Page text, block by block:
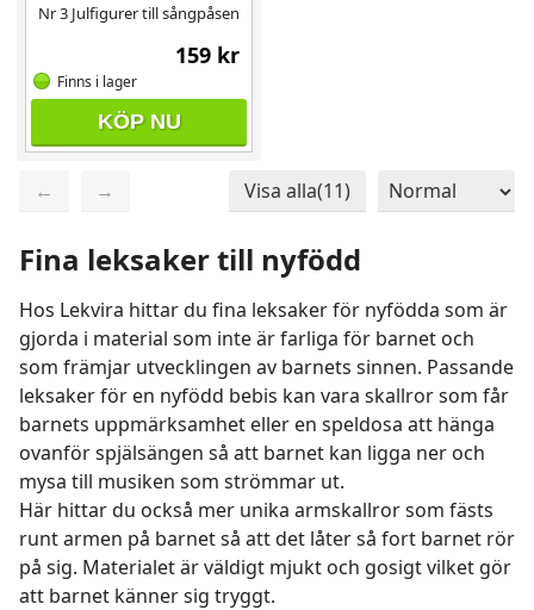
Nr 3 Julfigurer till sångpåsen
159 kr
Finns i lager
KÖP NU
← →
Visa alla(11)
Fina leksaker till nyfödd
Hos Lekvira hittar du fina leksaker för nyfödda som är
gjorda i material som inte är farliga för barnet och
som främjar utvecklingen av barnets sinnen. Passande
leksaker för en nyfödd bebis kan vara skallror som får
barnets uppmärksamhet eller en speldosa att hänga
ovanför spjälsängen så att barnet kan ligga ner och
mysa till musiken som strömmar ut.
Här hittar du också mer unika armskallror som fästs
runt armen på barnet så att det låter så fort barnet rör
på sig. Materialet är väldigt mjukt och gosigt vilket gör
att barnet känner sig tryggt.